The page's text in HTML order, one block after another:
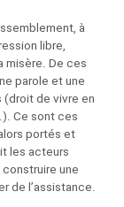
à
libre,
misère. De ces
parole et une
de vivre en
Ce sont ces
portés et
les acteurs
une
de l’assistance.